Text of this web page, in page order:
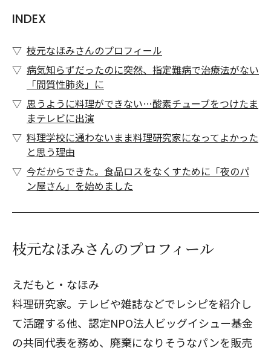
INDEX
枝元なほみさんのプロフィール
病気知らずだったのに突然、指定難病で治療法がない
「間質性肺炎」に
思うように料理ができない…酸素チューブをつけたま
まテレビに出演
料理学校に通わないまま料理研究家になってよかった
と思う理由
今だからできた。食品ロスをなくすために「夜のパ
ン屋さん」を始めました
枝元なほみさんのプロフィール
えだもと・なほみ
料理研究家。テレビや雑誌などでレシピを紹介し
て活躍する他、認定NPO法人ビッグイシュー基金
の共同代表を務め、廃棄になりそうなパンを販売